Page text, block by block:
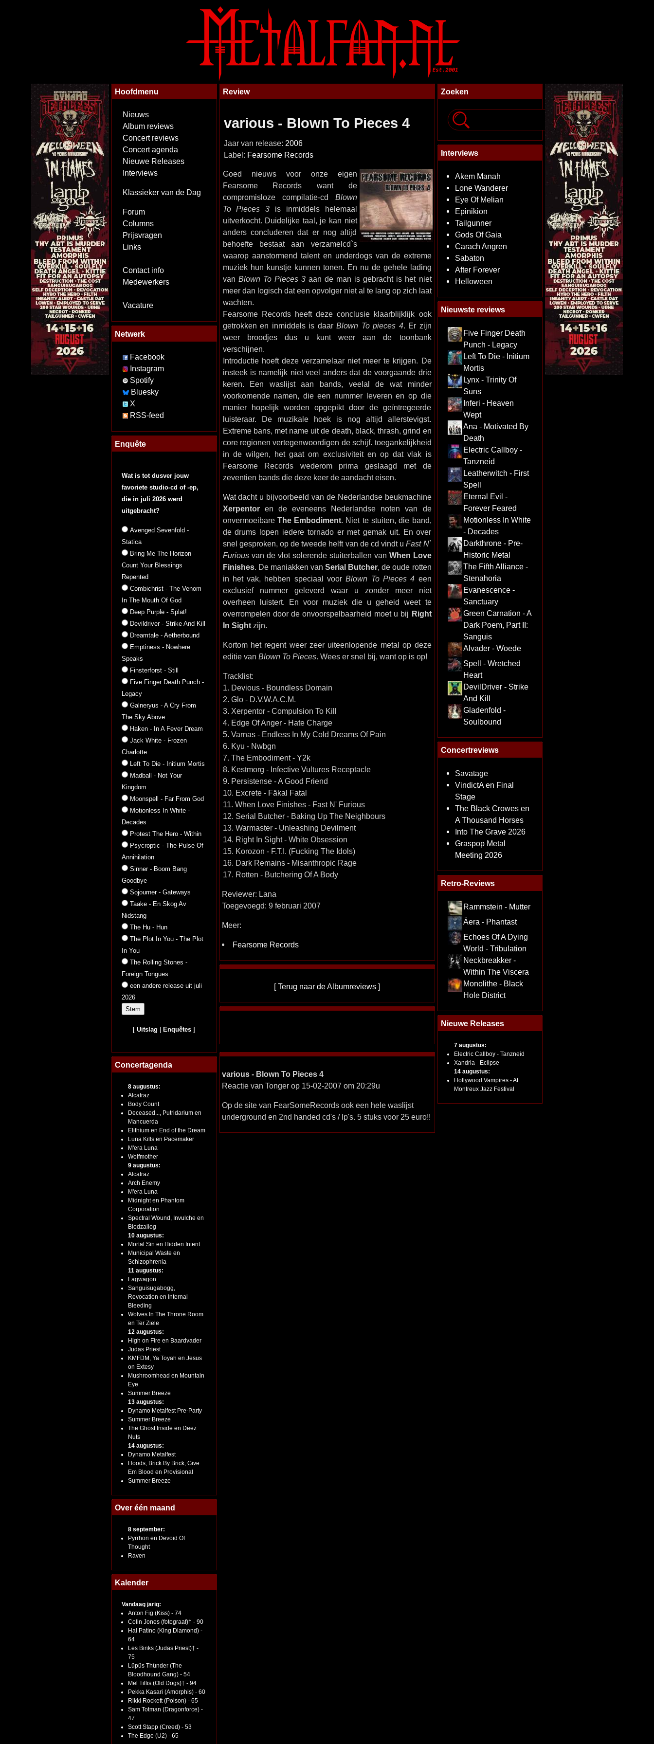
Hoofdmenu
Nieuws
Album reviews
Concert reviews
Concert agenda
Nieuwe Releases
Interviews
Klassieker van de Dag
Forum
Columns
Prijsvragen
Links
Contact info
Medewerkers
Vacature
Netwerk
Facebook
Instagram
Spotify
Bluesky
X
RSS-feed
Enquête
Wat is tot dusver jouw
favoriete studio-cd of -ep,
die in juli 2026 werd
uitgebracht?
Avenged Sevenfold -
Statica
Bring Me The Horizon -
Count Your Blessings
Repented
Combichrist - The Venom
In The Mouth Of God
Deep Purple - Splat!
Devildriver - Strike And Kill
Dreamtale - Aetherbound
Emptiness - Nowhere
Speaks
Finsterforst - Still
Five Finger Death Punch -
Legacy
Galneryus - A Cry From
The Sky Above
Haken - In A Fever Dream
Jack White - Frozen
Charlotte
Left To Die - Initium Mortis
Madball - Not Your
Kingdom
Moonspell - Far From God
Motionless In White -
Decades
Protest The Hero - Within
Psycroptic - The Pulse Of
Annihilation
Sinner - Boom Bang
Goodbye
Sojourner - Gateways
Taake - En Skog Av
Nidstang
The Hu - Hun
The Plot In You - The Plot
In You
The Rolling Stones -
Foreign Tongues
een andere release uit juli
2026
[Uitslag Enquêtes ]
Concertagenda
8 augustus:
Alcatraz
Body Count
Deceased..., Putridarium en
Mancuerda
Elithium en End of the Dream
Luna Kills en Pacemaker
M'era Luna
Wolfmother
9 augustus:
Alcatraz
Arch Enemy
M'era Luna
Midnight en Phantom
Corporation
Spectral Wound, Invulche en
Blodzallog
10 augustus:
Mortal Sin en Hidden Intent
Municipal Waste en
Schizophrenia
11 augustus:
Lagwagon
Sanguisugabogg,
Revocation en Internal
Bleeding
Wolves In The Throne Room
en Ter Ziele
12 augustus:
High on Fire en Baardvader
Judas Priest
KMFDM, Ya Toyah en Jesus
on Extesy
Mushroomhead en Mountain
Eye
Summer Breeze
13 augustus:
Dynamo Metalfest Pre-Party
Summer Breeze
The Ghost Inside en Deez
Nuts
14 augustus:
Dynamo Metalfest
Hoods, Brick By Brick, Give
Em Blood en Provisional
Summer Breeze
Over één maand
8 september:
Pyrrhon en Devoid Of
Thought
Raven
Kalender
Vandaag jarig:
Anton Fig (Kiss) - 74
Colin Jones (fotograaf)† - 90
Hal Patino (King Diamond) -
64
Les Binks (Judas Priest)† -
75
Lüpüs Thünder (The
Bloodhound Gang) - 54
Mel Tillis (Old Dogs)† - 94
Pekka Kasari (Amorphis) - 60
Rikki Rockett (Poison) - 65
Sam Totman (Dragonforce) -
47
Scott Stapp (Creed) - 53
The Edge (U2) - 65
Review
various - Blown To Pieces 4
Jaar van release: 2006
Label: Fearsome Records
Goed nieuws voor onze eigen
Fearsome Records want de
compromisloze compilatie-cd Blown
To Pieces 3 is inmiddels helemaal
uitverkocht. Duidelijke taal, je kan niet
anders concluderen dat er nog altijd
behoefte bestaat aan verzamelcd`s
waarop aanstormend talent en underdogs van de extreme
muziek hun kunstje kunnen tonen. En nu de gehele lading
van Blown To Pieces 3aan de man is gebracht is het niet
meer dan logisch dat een opvolger niet al te lang op zich laat
wachten.
Fearsome Records heeft deze conclusie klaarblijklijk ook
getrokken en inmiddels is daar Blown To pieces 4. Er zijn
weer broodjes dus u kunt weer aan de toonbank
verschijnen.
Introductie hoeft deze verzamelaar niet meer te krijgen. De
insteek is namelijk niet veel anders dat de voorgaande drie
keren. Een waslijst aan bands, veelal de wat minder
voorkomende namen, die een nummer leveren en op die
manier hopelijk worden opgepikt door de geïntregeerde
luisteraar. De muzikale hoek is nog altijd allerstevigst.
Extreme bans, met name uit de death, black, thrash, grind en
core regionen vertegenwoordigen de schijf. toegankelijkheid
in de wilgen, het gaat om exclusiviteit en op dat vlak is
Fearsome Records wederom prima geslaagd met de
zeventien bands die deze keer de aandacht eisen.
Wat dacht u bijvoorbeeld van de Nederlandse beukmachine
Xerpentoren de eveneens Nederlandse noten van de
onvermoeibare The Embodiment. Niet te stuiten, die band,
de drums lopen iedere tornado er met gemak uit. En over
snel gesproken, op de tweede helft van de cd vindt uFast N`
Furiousvan de vlot solerende stuiterballen van When Love
Finishes. De maniakken van Serial Butcher, de oude rotten
in het vak, hebben speciaal voorBlown To Pieces 4 een
exclusief nummer geleverd waar u zonder meer niet
overheen luistert. En voor muziek die u geheid weet te
overrompelen door de onvoorspelbaarheid moet u bij Right
In Sightzijn.
Kortom het regent weer zeer uiteenlopende metal op deze
editie van Blown To Pieces. Wees er snel bij, want op is op!
Tracklist:
1. Devious - Boundless Domain
2. Glo - D.V.W.A.C.M.
3. Xerpentor - Compulsion To Kill
4. Edge Of Anger - Hate Charge
5. Varnas - Endless In My Cold Dreams Of Pain
6. Kyu - Nwbgn
7. The Embodiment - Y2k
8. Kestmorg - Infective Vultures Receptacle
9. Persistense - A Good Friend
10. Excrete - Fäkal Fatal
11. When Love Finishes - Fast N' Furious
12. Serial Butcher - Baking Up The Neighbours
13. Warmaster - Unleashing Devilment
14. Right In Sight - White Obsession
15. Korozon - F.T.I. (Fucking The Idols)
16. Dark Remains - Misanthropic Rage
17. Rotten - Butchering Of A Body
Reviewer: Lana
Toegevoegd: 9 februari 2007
Meer:
Fearsome Records
[Terug naar de Albumreviews ]
various - Blown To Pieces 4
Reactie van Tonger op 15-02-2007 om 20:29u
Op de site van FearSomeRecords ook een hele waslijst
underground en 2nd handed cd's / lp's. 5 stuks voor 25 euro!!
Zoeken
Interviews
Akem Manah
Lone Wanderer
Eye Of Melian
Epinikion
Tailgunner
Gods Of Gaia
Carach Angren
Sabaton
After Forever
Helloween
Nieuwste reviews
Five Finger Death
Punch - Legacy
Left To Die - Initium
Mortis
Lynx - Trinity Of
Suns
Inferi - Heaven
Wept
Ana - Motivated By
Death
Electric Callboy -
Tanzneid
Leatherwitch - First
Spell
Eternal Evil -
Forever Feared
Motionless In White
- Decades
Darkthrone - Pre-
Historic Metal
The Fifth Alliance -
Stenahoria
Evanescence -
Sanctuary
Green Carnation - A
Dark Poem, Part II:
Sanguis
Alvader - Woede
Spell - Wretched
Heart
DevilDriver - Strike
And Kill
Gladenfold -
Soulbound
Concertreviews
Savatage
VindictA en Final
Stage
The Black Crowes en
A Thousand Horses
Into The Grave 2026
Graspop Metal
Meeting 2026
Retro-Reviews
Rammstein - Mutter
Äera - Phantast
Echoes Of A Dying
World - Tribulation
Neckbreakker -
Within The Viscera
Monolithe - Black
Hole District
Nieuwe Releases
7 augustus:
Electric Callboy - Tanzneid
Xandria - Eclipse
14 augustus:
Hollywood Vampires - At
Montreux Jazz Festival